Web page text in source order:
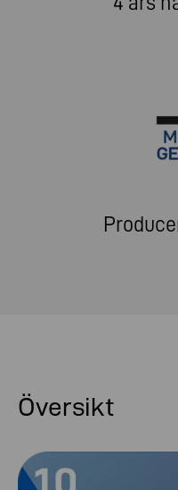
Översikt